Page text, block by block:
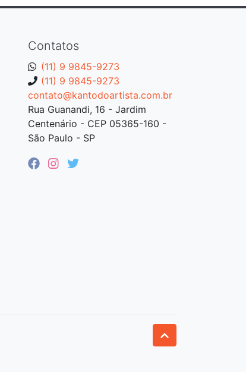
Contatos
(11) 9 9845-9273
(11) 9 9845-9273
contato@kantodoartista.com.br
Rua Guanandi, 16 - Jardim
Centenário - CEP 05365-160 -
São Paulo - SP